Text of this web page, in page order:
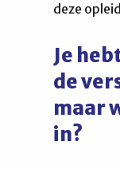
deze
Je
de
maar
in?